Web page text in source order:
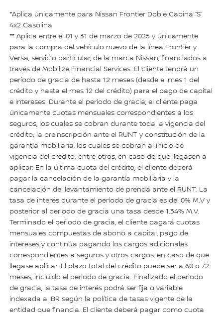
*Aplica únicamente para Nissan Frontier Doble Cabina “S”
4x2 Gasolina
** Aplica entre el 01 y 31 de marzo de 2025 y únicamente
para la compra del vehículo nuevo de la línea Frontier y
Versa, servicio particular, de la marca Nissan, financiados a
través de Mobilize Financial Services. El cliente tendrá un
período de gracia de hasta 12 meses (desde el mes 1 del
crédito y hasta el mes 12 del crédito) para el pago de capital
e intereses. Durante el periodo de gracia, el cliente paga
únicamente cuotas mensuales correspondientes a los
seguros, los cuales se cobran durante toda la vigencia del
crédito; la preinscripción ante el RUNT y constitución de la
garantía mobiliaria, los cuales se cobran al inicio de
vigencia del crédito; entre otros, en caso de que llegasen a
aplicar. En la última cuota del crédito, el cliente deberá
pagar la cancelación de la garantía mobiliaria y la
cancelación del levantamiento de prenda ante el RUNT. La
tasa de interés durante el período de gracia es del 0% M.V y
posterior al periodo de gracia una tasa desde 1.34% M.V.
Terminado el periodo de gracia, el cliente pagará cuotas
mensuales compuestas de abono a capital, pago de
intereses y continúa pagando los cargos adicionales
correspondientes a seguros y otros cargos, en caso de que
llegase aplicar. El plazo total del crédito puede ser a 60 o 72
meses, incluido el periodo de gracia. Finalizado el periodo
de gracia, la tasa de interés podrá ser fija o variable
indexada a IBR según la política de tasas vigente de la
entidad que financia. El cliente deberá pagar como cuota